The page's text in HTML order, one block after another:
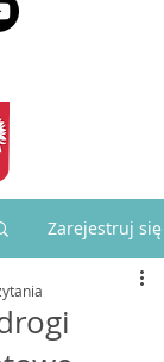
Zarejestruj się